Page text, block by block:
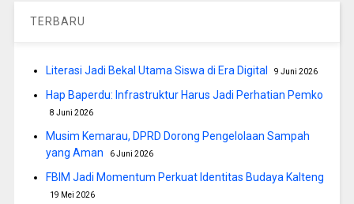
TERBARU
Literasi Jadi Bekal Utama Siswa di Era Digital 9 Juni 2026
Hap Baperdu: Infrastruktur Harus Jadi Perhatian Pemko
8 Juni 2026
Musim Kemarau, DPRD Dorong Pengelolaan Sampah
yang Aman
6 Juni 2026
FBIM Jadi Momentum Perkuat Identitas Budaya Kalteng
19 Mei 2026